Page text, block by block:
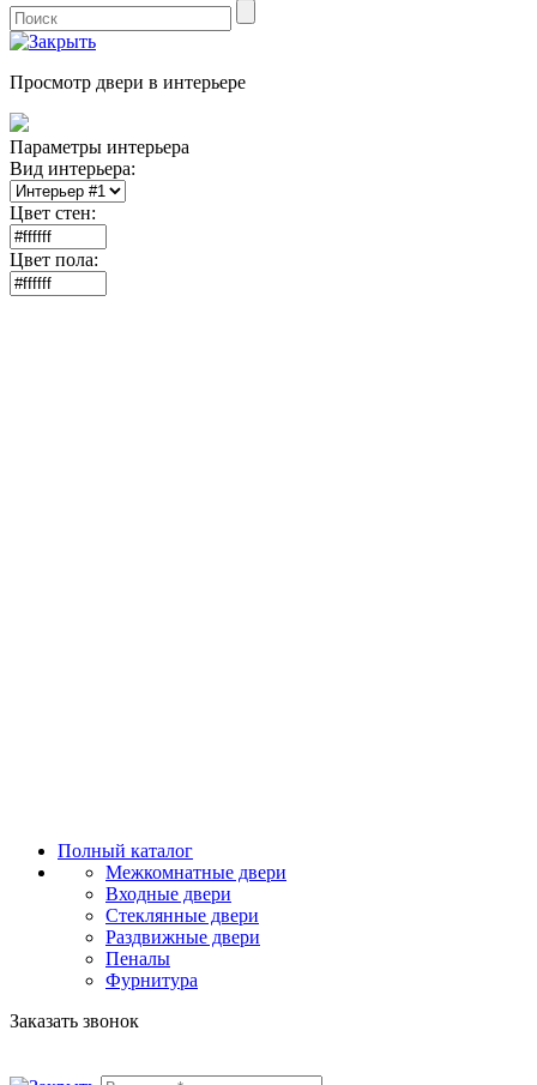
Просмотр двери в интерьере
Параметры интерьера
Вид интерьера:
Цвет стен:
Цвет пола:
Полный каталог
Межкомнатные двери
Входные двери
Стеклянные двери
Раздвижные двери
Пеналы
Фурнитура
Заказать звонок